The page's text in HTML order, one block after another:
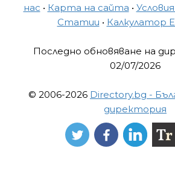
нас • Карта на сайта •
Статии • Калкулатор
Последно обновяване на
02/07/2026
© 2006-2026 Directory.bg -
директория